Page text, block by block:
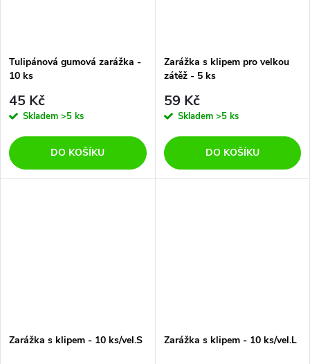
Tulipánová gumová zarážka -
10 ks
45 Kč
Skladem >5 ks
DO KOŠÍKU
Zarážka s klipem pro velkou
zátěž - 5 ks
59 Kč
Skladem >5 ks
DO KOŠÍKU
Zarážka s klipem - 10 ks/vel.S Zarážka s klipem - 10 ks/vel.L